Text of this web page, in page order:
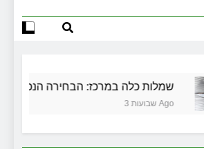
שמלות כלה במרכז: הבחירה הנכונה ליום
למה צריך משרד תיווך ברחובות? היתרון
המקומי שיכול לשנות עסקת נדל"ן
המוסד והביטוחים בירושלים
שמלות כלה במרכז: הבחירה הנכונה
3 שבועות Ago